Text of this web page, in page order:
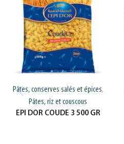
Pâtes, conserves salés et épices,
Pâtes, riz et couscous
EPI DOR COUDE 3 500 GR